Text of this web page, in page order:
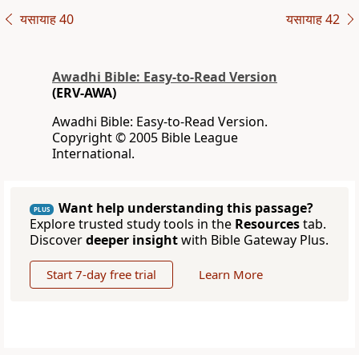
यसायाह 40 यसायाह 42
Awadhi Bible: Easy-to-Read Version
(ERV-AWA)
Awadhi Bible: Easy-to-Read Version.
Copyright © 2005 Bible League
International.
PLUS
Want help understanding this passage?
Explore trusted study tools in the Resourcestab.
Discoverdeeper insightwith Bible Gateway Plus.
Start 7-day free trial Learn More